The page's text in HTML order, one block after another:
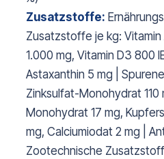
Zusatzstoffe:
Zusatzstoffe je kg: Vitamin
1.000 mg, Vitamin D3 800
Astaxanthin 5 mg |
Zinksulfat-Monohydrat
Monohydrat 17 mg,
mg, Calciumiodat 2 mg |
Zootechnische